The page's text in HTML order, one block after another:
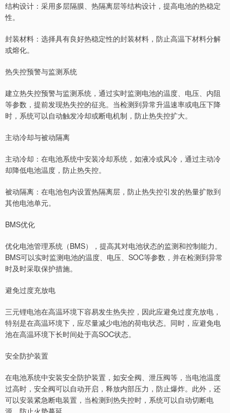
结构设计：采用多层隔膜、热隔离层等结构设计，提高电池的热稳定
性。
封装材料：选择具有良好热稳定性的封装材料，防止高温下材料分解
或熔化。
热失控预警与监测系统
建立热失控预警与监测系统，通过实时监测电池的温度、电压、内阻
等参数，提前发现热失控的征兆。当检测到异常升温速率或电压下降
时，系统可以自动触发冷却或断电机制，防止热失控扩大。
主动冷却与被动隔离
主动冷却：在电池系统中安装冷却系统，如液冷或风冷，通过主动冷
却降低电池温度，防止热失控。
被动隔离：在电池包内设置热隔离层，防止热失控引发的热量扩散到
其他电池单元。
BMS优化
优化电池管理系统（BMS），提高其对电池状态的监测和控制能力。
BMS可以实时监测电池的温度、电压、SOC等参数，并在检测到异常
时及时采取保护措施。
避免过度充放电
三元锂电池在高温环境下容易发生热失控，因此应避免过度充放电，
特别是在高温环境下，应尽量减少电池的荷电状态。同时，应避免电
池在高温环境下长时间处于高SOC状态。
安全防护装置
在电池系统中安装安全防护装置，如安全阀、泄压阀等，当电池温度
过高时，安全阀可以自动开启，释放内部压力，防止爆炸。此外，还
可以安装紧急断电装置，当检测到热失控时，系统可以自动切断电
源，防止火势蔓延。